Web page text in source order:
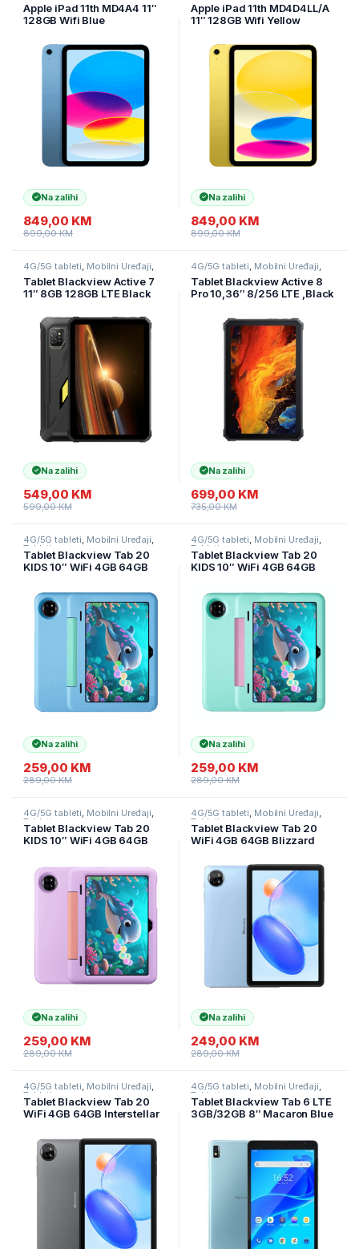
Apple iPad 11th MD4A4 11″
128GB Wifi Blue
Na zalihi
849,00 KM
899,00KM
Apple iPad 11th MD4D4LL/A
11″ 128GB Wifi Yellow
Na zalihi
849,00 KM
899,00KM
4G/5G tableti, Mobilni Uređaji,
Tablet Blackview Active 7
11″ 8GB 128GB LTE Black
Na zalihi
549,00 KM
599,00KM
4G/5G tableti, Mobilni Uređaji,
Tablet Blackview Active 8
Pro 10,36″ 8/256 LTE ,Black
Na zalihi
699,00 KM
735,00KM
4G/5G tableti, Mobilni Uređaji,
Tableti
Tablet Blackview Tab 20
KIDS 10″ WiFi 4GB 64GB
Na zalihi
259,00 KM
289,00KM
4G/5G tableti, Mobilni Uređaji,
Tableti
Tablet Blackview Tab 20
KIDS 10″ WiFi 4GB 64GB
Na zalihi
259,00 KM
289,00KM
4G/5G tableti, Mobilni Uređaji,
Tableti
Tablet Blackview Tab 20
KIDS 10″ WiFi 4GB 64GB
Na zalihi
259,00 KM
289,00KM
4G/5G tableti, Mobilni Uređaji,
Tableti
Tablet Blackview Tab 20
WiFi 4GB 64GB Blizzard
Na zalihi
249,00 KM
289,00KM
4G/5G tableti, Mobilni Uređaji,
Tableti
Tablet Blackview Tab 20
WiFi 4GB 64GB Interstellar
4G/5G tableti, Mobilni Uređaji,
Tableti
Tablet Blackview Tab 6 LTE
3GB/32GB 8″ Macaron Blue